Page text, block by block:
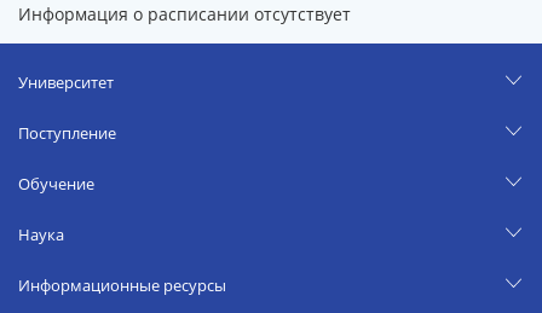
Информация о расписании отсутствует
Университет
Поступление
Обучение
Наука
Информационные ресурсы